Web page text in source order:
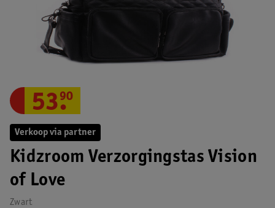
Verkoop via partner
Kidzroom Verzorgingstas Vision
of Love
Zwart
53.
90